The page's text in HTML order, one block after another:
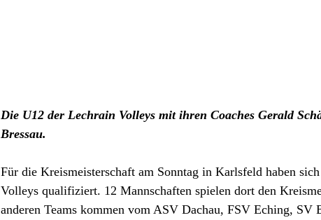
Die U12 der Lechrain Volleys mit ihren Coaches Gerald
Bressau.
Für die Kreismeisterschaft am Sonntag in Karlsfeld haben
Volleys qualifiziert. 12 Mannschaften spielen dort den
anderen Teams kommen vom ASV Dachau, FSV Eching,